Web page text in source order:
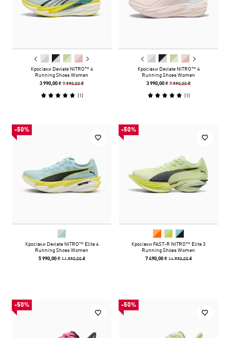
Кросівки Deviate NITRO™ 4
Running Shoes Women
3 990,00 ₴7 990,00 ₴
(1)
Кросівки Deviate NITRO™ 4
Running Shoes Women
3 990,00 ₴7 990,00 ₴
(1)
-50%
Кросівки Deviate NITRO™ Elite 4
Running Shoes Women
5 990,00 ₴ 11 990,00 ₴
-50%
Кросівки FAST-R NITRO™ Elite 3
Running Shoes Women
7 490,00 ₴ 14 990,00 ₴
-50% -50%